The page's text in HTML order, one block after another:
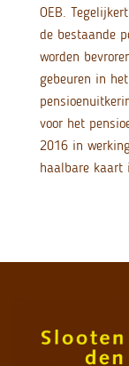
OEB.
de bestaande
worden
gebeuren in
voor het
2016 in
haalbare kaart